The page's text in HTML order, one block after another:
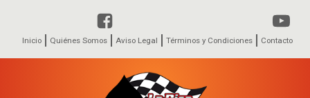
Inicio Quiénes Somos Aviso Legal Términos y Condiciones Contacto